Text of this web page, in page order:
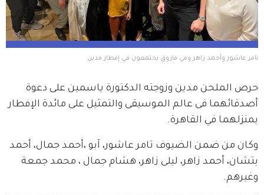
تامر عاشور وأحمد زاهر ومي فاروق يجتمعون في إفطار مدين
حرص الملحن مدين وزوجته الدكتورة ياسمين على دعوة
أصدقائهما فى عالم الموسيقى والتمثيل على مائدة الإفطار
بمنزلهما في القاهرة.
وكان من ضمن الضيوف تامر عاشور، آبو ،أحمد جمال، أحمد
بتشان، أحمد زاهر، ليلى زاهر، هشام جمال ، محمد جمعة
وغيرهم.